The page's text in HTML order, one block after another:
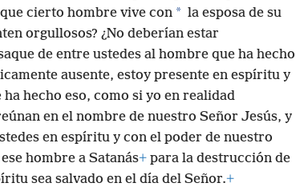
que cierto hombre vive con * la esposa de su
orgullosos? ¿No deberían estar
de entre ustedes al hombre que ha hecho
ausente, estoy presente en espíritu y
hecho eso, como si yo en realidad
en el nombre de nuestro Señor Jesús, y
en espíritu y con el poder de nuestro
hombre a Satanás+ para la destrucción de
sea salvado en el día del Señor.+